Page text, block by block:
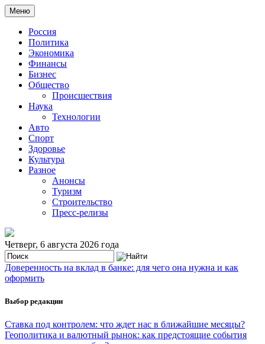
Меню
Россия
Политика
Экономика
Финансы
Бизнес
Общество
Происшествия
Наука
Технологии
Авто
Спорт
Здоровье
Культура
Разное
Анонсы
Туризм
Строительство
Пресс-релизы
Четверг, 6 августа 2026 года
Доверенность на вклад в банке: для чего она нужна и как
оформить
Выбор редакции
Ставка под контролем: что ждет нас в ближайшие месяцы?
Геополитика и валютный рынок: как предстоящие события